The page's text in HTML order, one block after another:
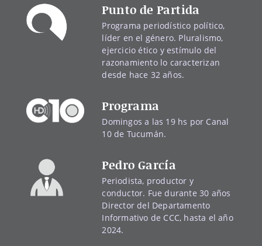
Punto de Partida
Programa periodístico político,
líder en el género. Pluralismo,
ejercicio ético y estímulo del
razonamiento lo caracterizan
desde hace 32 años.
Programa
Domingos a las 19 hs por Canal
10 de Tucumán.
Pedro García
Periodista, productor y
conductor. Fue durante 30 años
Director del Departamento
Informativo de CCC, hasta el año
2024.